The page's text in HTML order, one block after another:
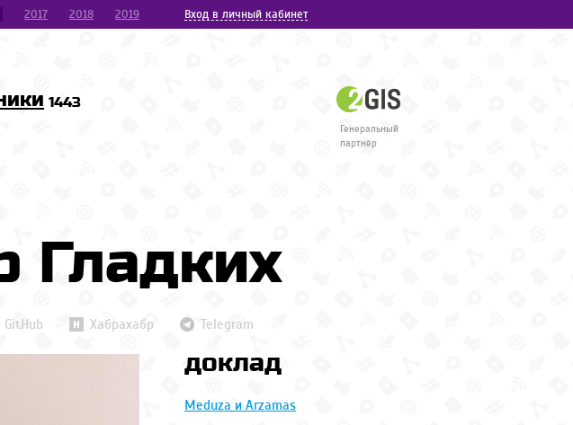
Вход в личный кабинет
2017 2018
2019
Генеральный
партнёр
1443
Гладких
GitHub Хабрахабр Telegram
доклад
Meduza и Arzamas